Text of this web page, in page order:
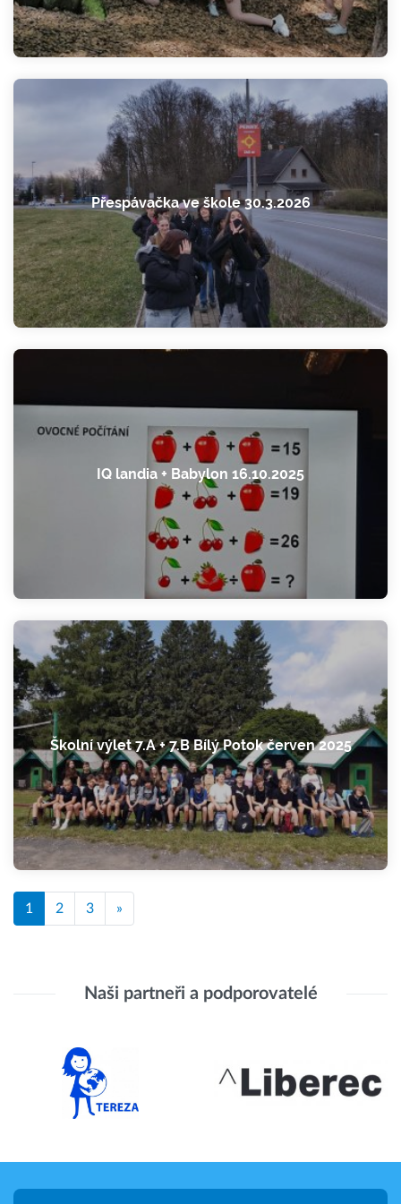
Přespávačka ve škole 30.3.2026
IQ landia + Babylon 16.10.2025
Školní výlet 7.A + 7.B Bílý Potok červen 2025
1 2 3 »
Naši partneři a podporovatelé